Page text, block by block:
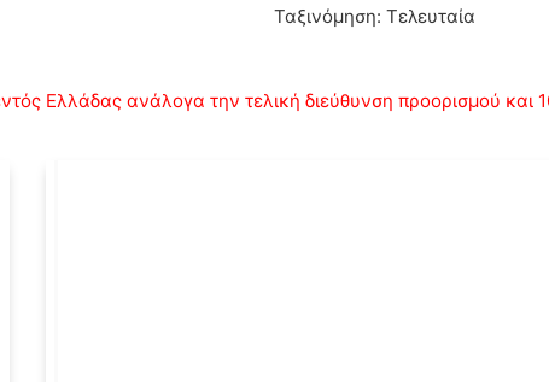
Ταξινόμηση: Τελευταία
Ελλάδας ανάλογα την τελική διεύθυνση προορισμού και